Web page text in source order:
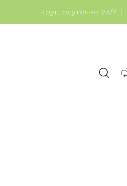
Круглосуточно 24/7